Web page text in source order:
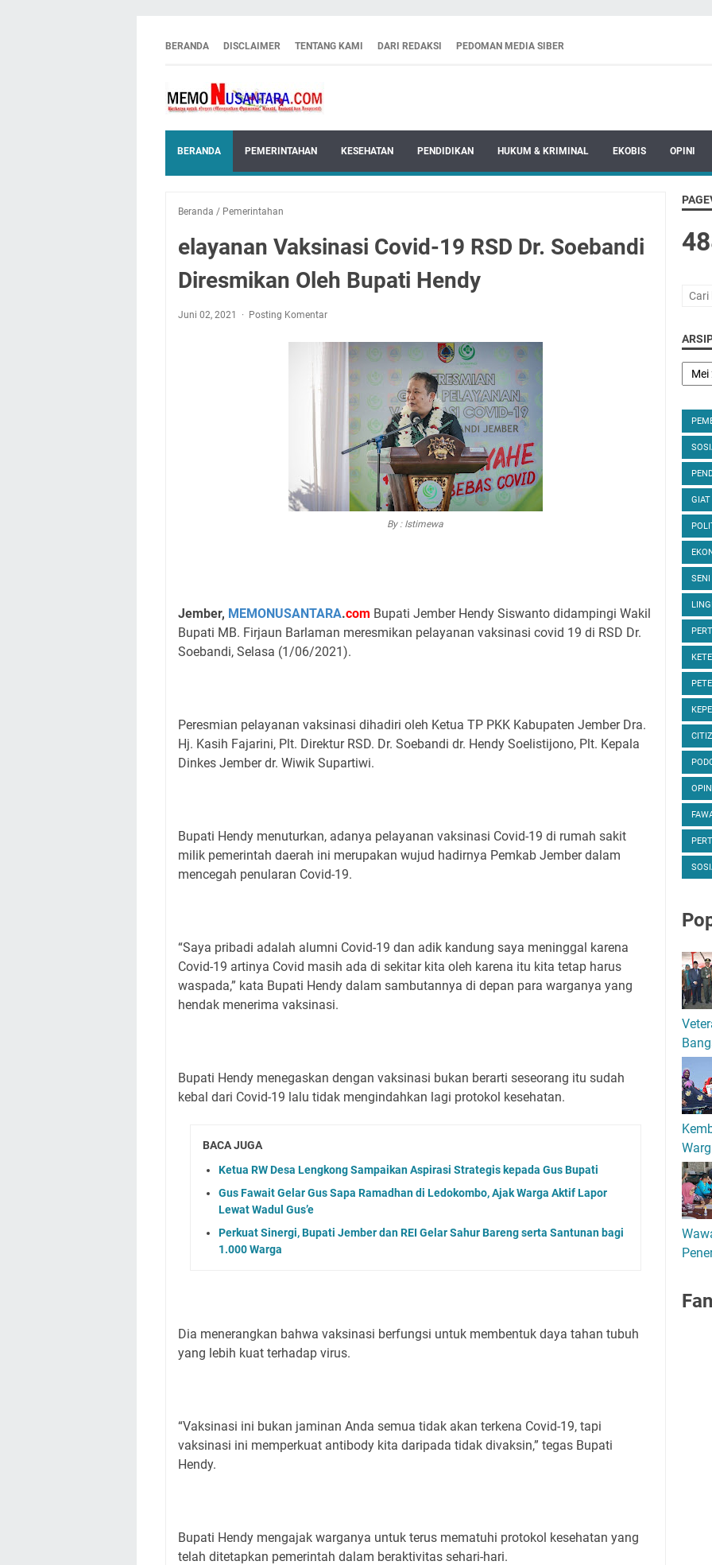
BERANDA DISCLAIMER TENTANG KAMI DARI REDAKSI PEDOMAN MEDIA SIBER
BERANDA PEMERINTAHAN KESEHATAN PENDIDIKAN HUKUM & KRIMINAL EKOBIS OPINI
Beranda / Pemerintahan
elayanan Vaksinasi Covid-19 RSD Dr. Soebandi
Diresmikan Oleh Bupati Hendy
Juni 02, 2021 Posting Komentar
By : Istimewa
Jember, MEMONUSANTARA.com Bupati Jember Hendy Siswanto didampingi Wakil
Bupati MB. Firjaun Barlaman meresmikan pelayanan vaksinasi covid 19 di RSD Dr.
Soebandi, Selasa (1/06/2021).
Peresmian pelayanan vaksinasi dihadiri oleh Ketua TP PKK Kabupaten Jember Dra.
Hj. Kasih Fajarini, Plt. Direktur RSD. Dr. Soebandi dr. Hendy Soelistijono, Plt. Kepala
Dinkes Jember dr. Wiwik Supartiwi.
Bupati Hendy menuturkan, adanya pelayanan vaksinasi Covid-19 di rumah sakit
milik pemerintah daerah ini merupakan wujud hadirnya Pemkab Jember dalam
mencegah penularan Covid-19.
“Saya pribadi adalah alumni Covid-19 dan adik kandung saya meninggal karena
Covid-19 artinya Covid masih ada di sekitar kita oleh karena itu kita tetap harus
waspada,” kata Bupati Hendy dalam sambutannya di depan para warganya yang
hendak menerima vaksinasi.
Bupati Hendy menegaskan dengan vaksinasi bukan berarti seseorang itu sudah
kebal dari Covid-19 lalu tidak mengindahkan lagi protokol kesehatan.
BACA JUGA
Ketua RW Desa Lengkong Sampaikan Aspirasi Strategis kepada Gus Bupati
Gus Fawait Gelar Gus Sapa Ramadhan di Ledokombo, Ajak Warga Aktif Lapor
Lewat Wadul Gus’e
Perkuat Sinergi, Bupati Jember dan REI Gelar Sahur Bareng serta Santunan bagi
1.000 Warga
Dia menerangkan bahwa vaksinasi berfungsi untuk membentuk daya tahan tubuh
yang lebih kuat terhadap virus.
“Vaksinasi ini bukan jaminan Anda semua tidak akan terkena Covid-19, tapi
vaksinasi ini memperkuat antibody kita daripada tidak divaksin,” tegas Bupati
Hendy.
Bupati Hendy mengajak warganya untuk terus mematuhi protokol kesehatan yang
telah ditetapkan pemerintah dalam beraktivitas sehari-hari.
SENI